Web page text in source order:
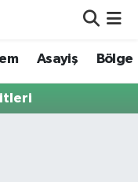
Asayiş Bölge